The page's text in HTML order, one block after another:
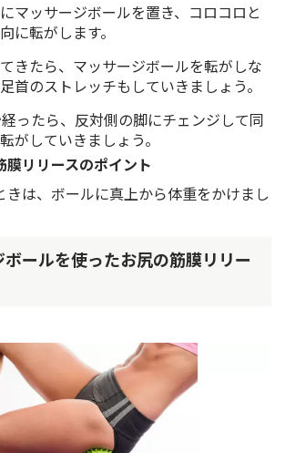
マッサージボールを置き、コロコロと
に転がします。
きたら、マッサージボールを転がしな
首のストレッチもしていきましょう。
ったら、反対側の脚にチェンジして同
がしていきましょう。
リリースのポイント
きは、ボールに真上から体重をかけまし
ールを使ったお尻の筋膜リリー